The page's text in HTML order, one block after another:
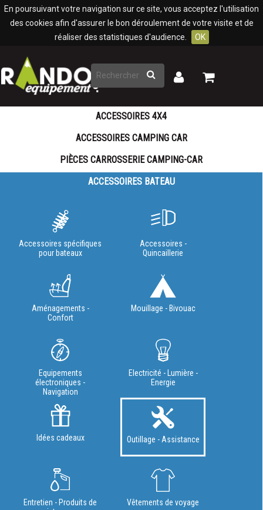
En poursuivant votre navigation sur ce site, vous acceptez l'utilisation
des cookies afin d'assurer le bon déroulement de votre visite et de
réaliser des statistiques d'audience.
OK
Rechercher
Mon
Mon
ACCESSOIRES 4X4
ACCESSOIRES CAMPING CAR
PIÈCES CARROSSERIE CAMPING-CAR
ACCESSOIRES BATEAU
Accessoires spécifiques
pour bateaux
Accessoires -
Quincaillerie
Aménagements -
Confort
Mouillage - Bivouac
Equipements
électroniques -
Navigation
Electricité - Lumière -
Energie
Idées cadeaux Outillage - Assistance
Entretien - Produits de
Vêtements de voyage
Panneau de gestion des cookies